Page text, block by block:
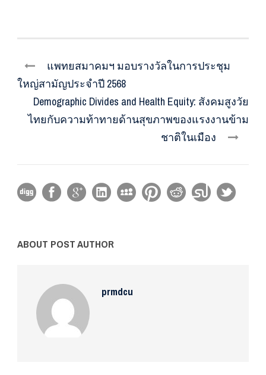
แพทยสมาคมฯ มอบรางวัลในการประชุม
ใหญ่สามัญประจำปี 2568
Demographic Divides and Health Equity: สังคมสูงวัย
ไทยกับความท้าทายด้านสุขภาพของแรงงานข้าม
ชาติในเมือง
ABOUT POST AUTHOR
prmdcu